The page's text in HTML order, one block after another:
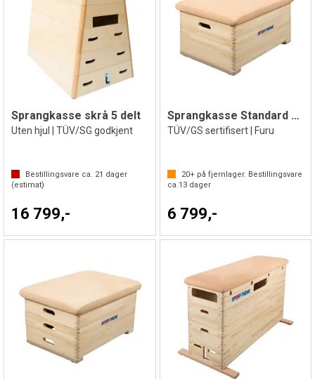
Sprangkasse skrå 5 delt
Uten hjul | TÜV/SG godkjent
Bestillingsvare ca. 21 dager
(estimat)
16 799,-
Sprangkasse Standard 1 del
TÜV/GS sertifisert | Furu
20+på fjernlager. Bestillingsvare
ca.13dager
6 799,-